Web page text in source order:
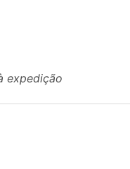
expedição